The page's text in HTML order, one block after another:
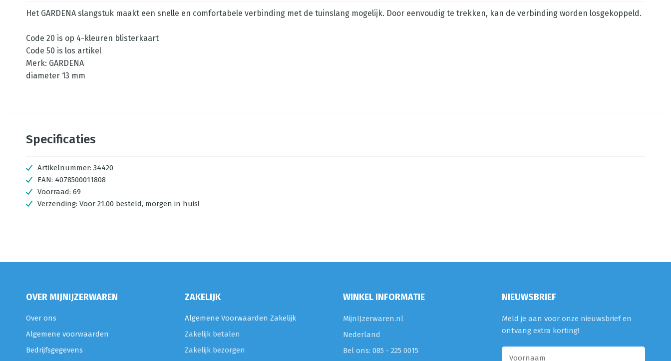
Het GARDENA slangstuk maakt een snelle en comfortabele verbinding met de tuinslang mogelijk. Door eenvoudig te trekken, kan de verbinding worden losgekoppeld.
Code 20 is op 4-kleuren blisterkaart
Code 50 is los artikel
Merk: GARDENA
diameter 13 mm
Specificaties
Artikelnummer: 34420
EAN: 4078500011808
Voorraad: 69
Verzending: Voor 21.00 besteld, morgen in huis!
OVER MIJNIJZERWAREN
Over ons
Algemene voorwaarden
Bedrijfsgegevens
ZAKELIJK
Algemene Voorwaarden Zakelijk
Zakelijk betalen
Zakelijk bezorgen
WINKEL INFORMATIE
MijnIJzerwaren.nl
Nederland
Bel ons: 085 - 225 0015
NIEUWSBRIEF
Meld je aan voor onze nieuwsbrief en
ontvang extra korting!